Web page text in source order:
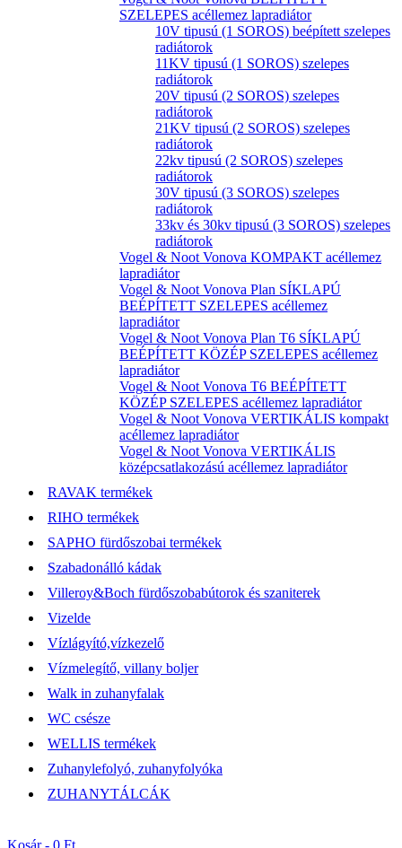
SZELEPES acéllemez lapradiátor
10V tipusú (1 SOROS) beépített szelepes
radiátorok
11KV tipusú (1 SOROS) szelepes
radiátorok
20V tipusú (2 SOROS) szelepes
radiátorok
21KV tipusú (2 SOROS) szelepes
radiátorok
22kv tipusú (2 SOROS) szelepes
radiátorok
30V tipusú (3 SOROS) szelepes
radiátorok
33kv és 30kv tipusú (3 SOROS) szelepes
radiátorok
Vogel & Noot Vonova KOMPAKT acéllemez
lapradiátor
Vogel & Noot Vonova Plan SÍKLAPÚ
BEÉPÍTETT SZELEPES acéllemez
lapradiátor
Vogel & Noot Vonova Plan T6 SÍKLAPÚ
BEÉPÍTETT KÖZÉP SZELEPES acéllemez
lapradiátor
Vogel & Noot Vonova T6 BEÉPÍTETT
KÖZÉP SZELEPES acéllemez lapradiátor
Vogel & Noot Vonova VERTIKÁLIS kompakt
acéllemez lapradiátor
Vogel & Noot Vonova VERTIKÁLIS
középcsatlakozású acéllemez lapradiátor
RAVAK termékek
RIHO termékek
SAPHO fürdőszobai termékek
Szabadonálló kádak
Villeroy&Boch fürdőszobabútorok és szaniterek
Vizelde
Vízlágyító,vízkezelő
Vízmelegítő, villany boljer
Walk in zuhanyfalak
WC csésze
WELLIS termékek
Zuhanylefolyó, zuhanyfolyóka
ZUHANYTÁLCÁK